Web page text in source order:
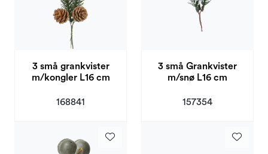
3 små grankvister
m/kongler L16 cm
168841
3 små Grankvister
m/snø L16 cm
157354